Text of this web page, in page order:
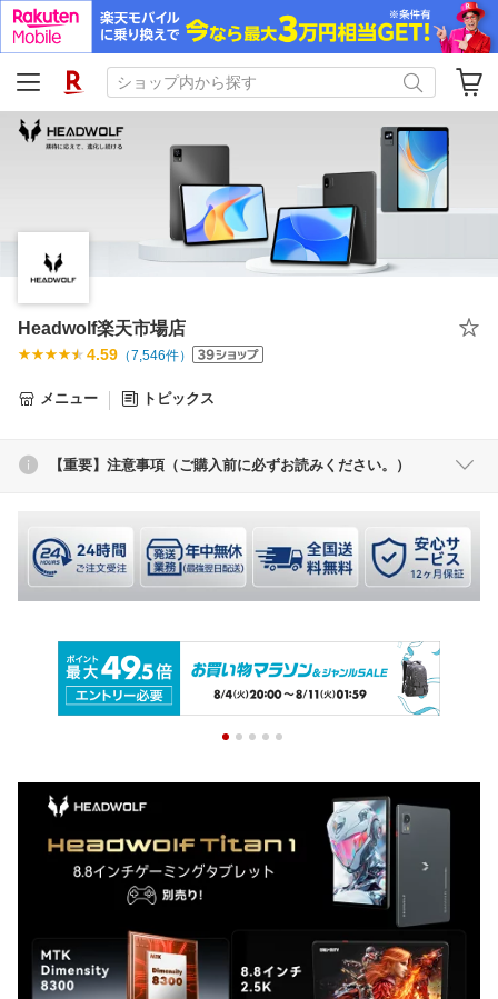
Headwolf楽天市場店
4.59 （7,546件）
メニュー トピックス
【重要】注意事項（ご購入前に必ずお読みください。）